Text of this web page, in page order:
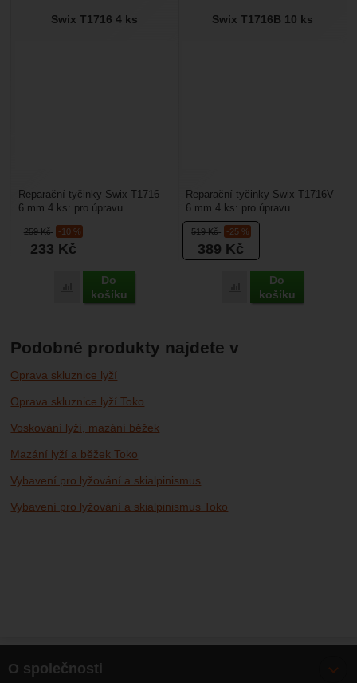
Nebyla přidána žádná recenze.
Swix T1716 4 ks
259Kč -10 %
233 Kč
Porovnat
Do
košíku
Reparační tyčinky Swix T1716
6 mm 4 ks: pro úpravu
a sjezdových lyží, tak...
Swix T1716B 10 ks
519Kč -25 %
389 Kč
Porovnat
Do
košíku
Reparační tyčinky Swix T1716V
6 mm 4 ks: pro úpravu
poškozené skluznice běžeckých
a sjezdových lyží,...
Podobné produkty najdete v
Oprava skluznice lyží
Oprava skluznice lyží Toko
Voskování lyží, mazání běžek
Mazání lyží a běžek Toko
Vybavení pro lyžování a skialpinismus
Vybavení pro lyžování a skialpinismus Toko
O společnosti